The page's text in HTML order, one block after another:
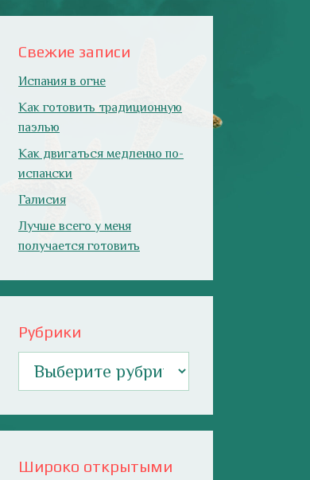
Свежие записи
Испания в огне
Как готовить традиционную
паэлью
Как двигаться медленно по-
испански
Галисия
Лучше всего у меня
получается готовить
Рубрики
Широко открытыми